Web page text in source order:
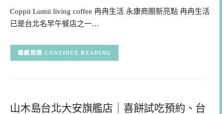
Coppii Lumii living coffee 冉冉生活 永康商圈新亮點 冉冉生活
已是台北名早午餐店之一…
CONTINUE READING
山木島台北大安旗艦店｜喜餅試吃預約、台